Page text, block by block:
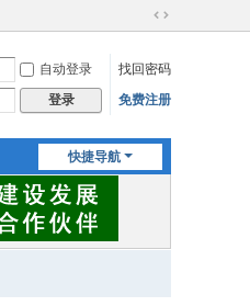
切
到
宽
自动登录
找回密码
登录 免费注册
快捷导航